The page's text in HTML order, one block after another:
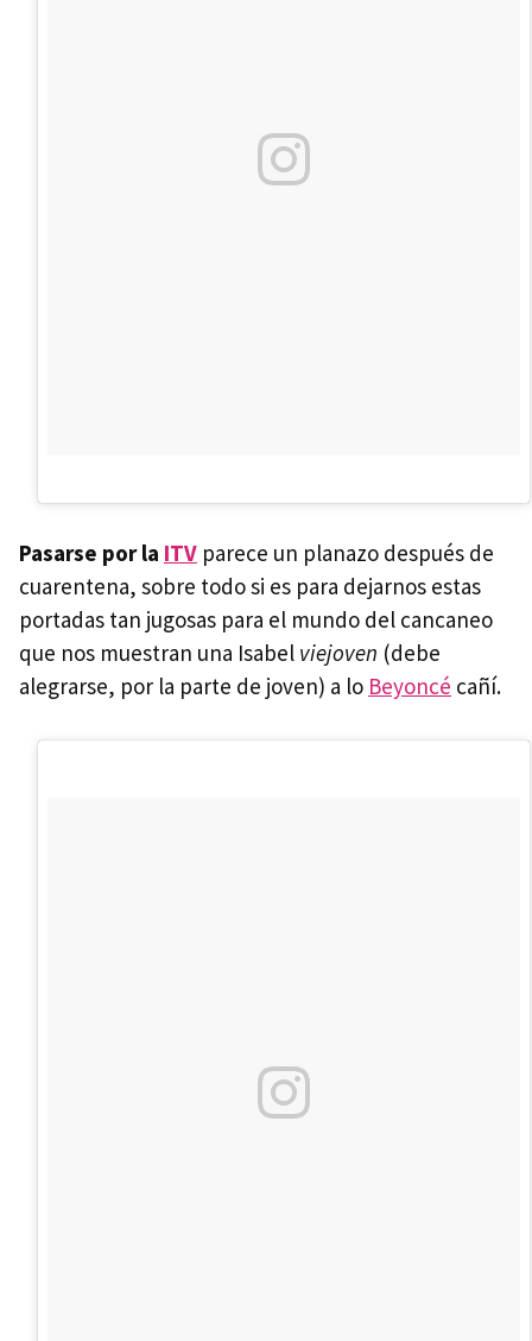
Pasarse por la ITV parece un planazo después de
cuarentena, sobre todo si es para dejarnos estas
portadas tan jugosas para el mundo del cancaneo
que nos muestran una Isabel viejoven (debe
alegrarse, por la parte de joven) a lo Beyoncé cañí.